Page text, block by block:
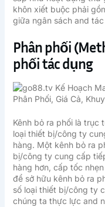
khôn xiết buộc phải
giữa ngân sách and
Phân phối
phối tác dụng
Kênh bỏ ra phối là trục
loại thiết bị/công ty
hàng. Một kênh bỏ ra
bị/công ty cung cấp
hàng hơn, cấp tốc
để sở hữu kênh bỏ ra
số loại thiết bị/công ty
chúng ta thực lực and